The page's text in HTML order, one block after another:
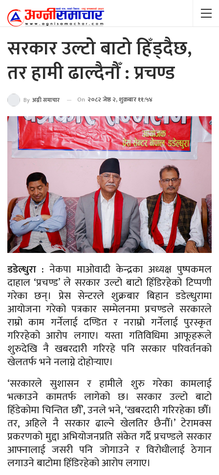
सरकार उल्टो बाटो हिँड्दैछ,
तर हामी ढाल्दैनौँ : प्रचण्ड
By अग्नी समाचार On २०८२ जेष्ठ २, शुक्रबार ११:५४
डडेल्धुरा : नेकपा माओवादी केन्द्रका अध्यक्ष पुष्पकमल
दाहाल ‘प्रचण्ड’ ले सरकार उल्टो बाटो हिँडिरहेको टिप्पणी
गरेका छन्। प्रेस सेन्टरले शुक्रबार बिहान डडेल्धुरामा
आयोजना गरेको पत्रकार सम्मेलनमा प्रचण्डले सरकारले
राम्रो काम गर्नेलाई दण्डित र नराम्रो गर्नेलाई पुरस्कृत
गरिरहेको आरोप लगाए। यस्ता गतिविधिमा आफूहरूले
शुरुदेखि नै खबरदारी गरिरहे पनि सरकार परिवर्तनको
खेलतर्फ भने नलाग्ने दोहोर्‍याए।
‘सरकारले सुशासन र हामीले शुरु गरेका कामलाई
भत्काउने कामतर्फ लागेको छ। सरकार उल्टो बाटो
हिँडेकोमा चिन्तित छौँ’, उनले भने, ‘खबरदारी गरिरहेका छौँ।
तर, अहिले नै सरकार ढाल्ने खेलतिर छैनौँ।’ टेरामक्स
प्रकरणको मुद्दा अभियोजनप्रति संकेत गर्दै प्रचण्डले सरकार
आफ्नालाई जसरी पनि जोगाउने र विरोधीलाई ठेगान
लगाउने बाटोमा हिँडिरहेको आरोप लगाए।